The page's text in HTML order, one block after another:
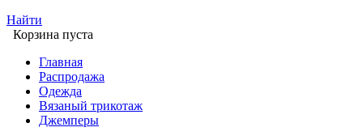
Найти
Корзина пуста
Главная
Распродажа
Одежда
Вязаный трикотаж
Джемперы